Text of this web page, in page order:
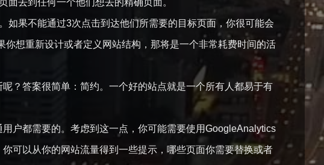
去到任何一个他们想去的精确页面。
如果不能通过3次点击到达他们所需要的目标页面，你很可能会
想重新设计或者定义网站结构，那将是一个非常耗费时间的活
？答案很简单：简约。一个好的站点就是一个所有人都易于有
户都需要的。考虑到这一点，你可能需要使用GoogleAnalytics
可以从你的网站流量得到一些提示，哪些页面你需要替换或者